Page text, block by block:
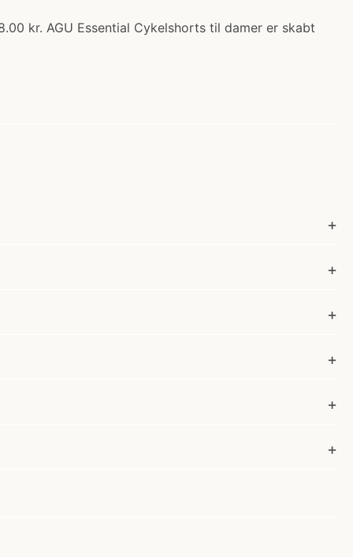
kr. AGU Essential Cykelshorts til damer er skabt